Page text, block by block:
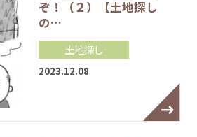
ぞ！（２）【土地探し
の…
土地探し
2023.12.08